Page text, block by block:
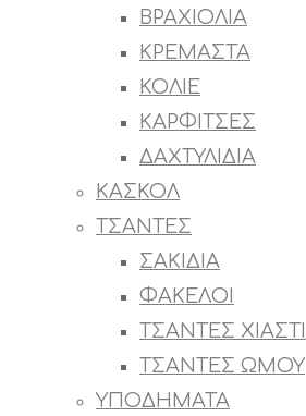
ΒΡΑΧΙΟΛΙΑ
ΚΡΕΜΑΣΤΑ
ΚΟΛΙΕ
ΚΑΡΦΙΤΣΕΣ
ΔΑΧΤΥΛΙΔΙΑ
ΚΑΣΚΟΛ
ΤΣΑΝΤΕΣ
ΣΑΚΙΔΙΑ
ΦΑΚΕΛΟΙ
ΤΣΑΝΤΕΣ ΧΙΑΣΤΙ
ΤΣΑΝΤΕΣ ΩΜΟΥ
ΥΠΟΔΗΜΑΤΑ